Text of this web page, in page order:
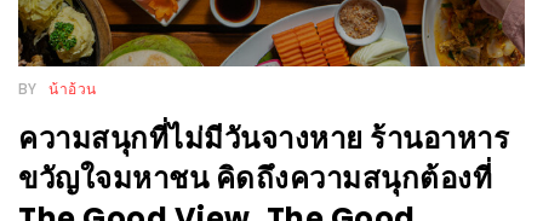
โม
ชั่น
รัก
บ้าน
มากมาย
BY น้าอ้วน
ความสนุกที่ไม่มีวันจางหาย ร้านอาหาร
ขวัญใจมหาชน คิดถึงความสนุกต้องที่